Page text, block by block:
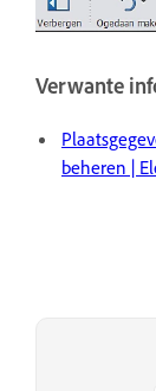
Verwante
beheren |